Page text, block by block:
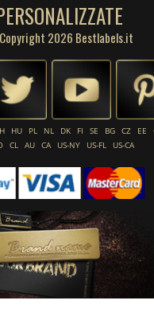
2026 Bestlabels.it
HU PL NL DK FI SE BG CZ EE
CL AU CA US-NY US-FL US-CA